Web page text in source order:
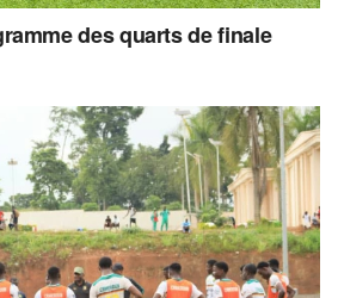
des quarts de finale